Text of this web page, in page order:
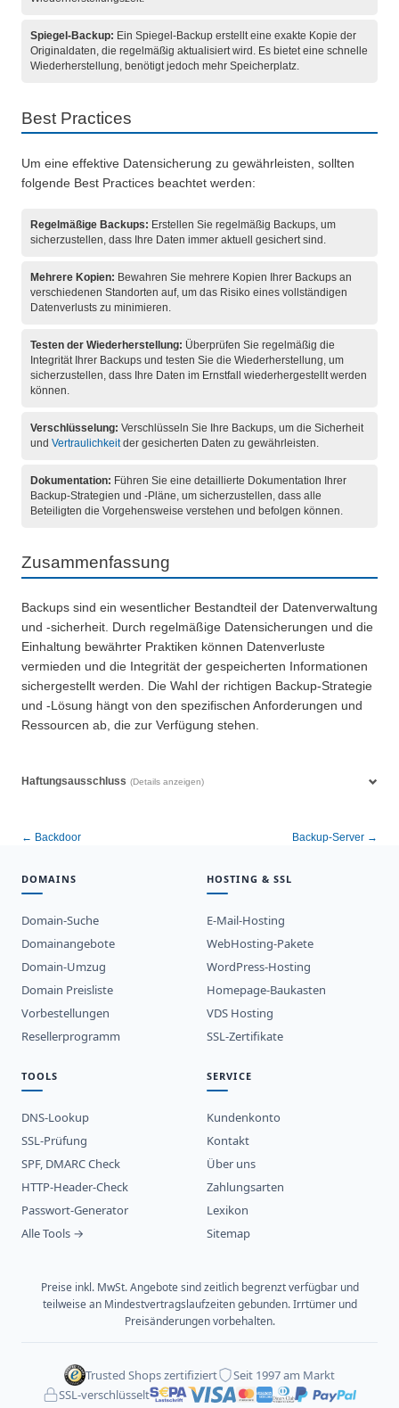
Spiegel-Backup: Ein Spiegel-Backup erstellt eine exakte Kopie der
Originaldaten, die regelmäßig aktualisiert wird. Es bietet eine schnelle
Wiederherstellung, benötigt jedoch mehr Speicherplatz.
Best Practices
Um eine effektive Datensicherung zu gewährleisten, sollten
folgende Best Practices beachtet werden:
Regelmäßige Backups: Erstellen Sie regelmäßig Backups, um
sicherzustellen, dass Ihre Daten immer aktuell gesichert sind.
Mehrere Kopien: Bewahren Sie mehrere Kopien Ihrer Backups an
verschiedenen Standorten auf, um das Risiko eines vollständigen
Datenverlusts zu minimieren.
Testen der Wiederherstellung: Überprüfen Sie regelmäßig die
Integrität Ihrer Backups und testen Sie die Wiederherstellung, um
sicherzustellen, dass Ihre Daten im Ernstfall wiederhergestellt werden
können.
Verschlüsselung: Verschlüsseln Sie Ihre Backups, um die Sicherheit
und Vertraulichkeitder gesicherten Daten zu gewährleisten.
Dokumentation: Führen Sie eine detaillierte Dokumentation Ihrer
Backup-Strategien und -Pläne, um sicherzustellen, dass alle
Beteiligten die Vorgehensweise verstehen und befolgen können.
Zusammenfassung
Backups sind ein wesentlicher Bestandteil der Datenverwaltung
und -sicherheit. Durch regelmäßige Datensicherungen und die
Einhaltung bewährter Praktiken können Datenverluste
vermieden und die Integrität der gespeicherten Informationen
sichergestellt werden. Die Wahl der richtigen Backup-Strategie
und -Lösung hängt von den spezifischen Anforderungen und
Ressourcen ab, die zur Verfügung stehen.
Haftungsausschluss (Details anzeigen)
← Backdoor Backup-Server →
DOMAINS
Domain-Suche
Domainangebote
Domain-Umzug
Domain Preisliste
Vorbestellungen
Resellerprogramm
HOSTING & SSL
E-Mail-Hosting
WebHosting-Pakete
WordPress-Hosting
Homepage-Baukasten
VDS Hosting
SSL-Zertifikate
TOOLS
DNS-Lookup
SSL-Prüfung
SPF, DMARC Check
HTTP-Header-Check
Passwort-Generator
Alle Tools →
SERVICE
Kundenkonto
Kontakt
Über uns
Zahlungsarten
Lexikon
Sitemap
Preise inkl. MwSt. Angebote sind zeitlich begrenzt verfügbar und
teilweise an Mindestvertragslaufzeiten gebunden. Irrtümer und
Preisänderungen vorbehalten.
Trusted Shops zertifiziert
Seit 1997 am Markt
SSL-verschlüsselt